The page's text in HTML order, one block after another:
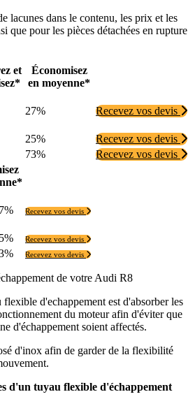
lacunes dans le contenu, les prix et les
que pour les pièces détachées en rupture
et
Économisez
en moyenne*
27% Recevez vos devis
25%
Recevez vos devis
73%
Recevez vos devis
Recevez vos devis
Recevez vos devis
Recevez vos devis
de votre Audi R8
d'echappement est d'absorber les
du moteur afin d'éviter que
d'échappement soient affectés.
d'inox afin de garder de la flexibilité
d'un tuyau flexible d'échappement